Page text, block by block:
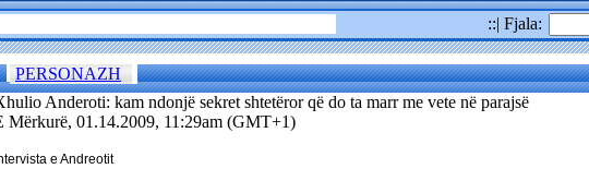
::| Fjala:
PERSONAZH
Anderoti: kam ndonjë sekret shtetëror që do ta marr me vete në parajsë
Mërkurë, 01.14.2009, 11:29am (GMT+1)
e Andreotit